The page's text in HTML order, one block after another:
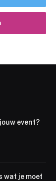
event?
wat je moet